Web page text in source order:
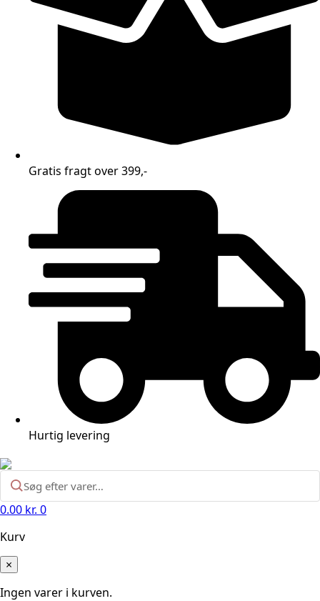
Gratis fragt over 399,-
Hurtig levering
0.00 kr. 0
Kurv
×
Ingen varer i kurven.